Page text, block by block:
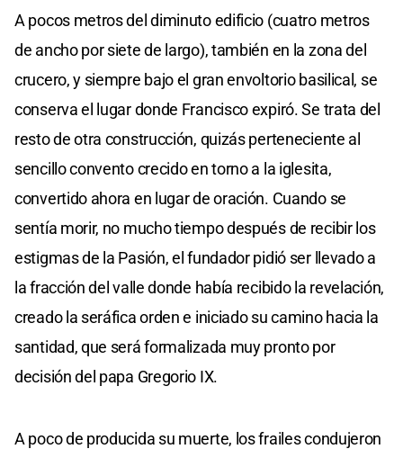
A pocos metros del diminuto edificio (cuatro metros
de ancho por siete de largo), también en la zona del
crucero, y siempre bajo el gran envoltorio basilical, se
conserva el lugar donde Francisco expiró. Se trata del
resto de otra construcción, quizás perteneciente al
sencillo convento crecido en torno a la iglesita,
convertido ahora en lugar de oración. Cuando se
sentía morir, no mucho tiempo después de recibir los
estigmas de la Pasión, el fundador pidió ser llevado a
la fracción del valle donde había recibido la revelación,
creado la seráfica orden e iniciado su camino hacia la
santidad, que será formalizada muy pronto por
decisión del papa Gregorio IX.
A poco de producida su muerte, los frailes condujeron